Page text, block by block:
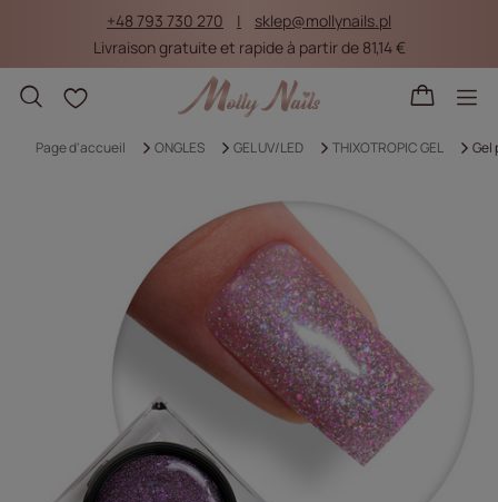
+48 793 730 270
sklep@mollynails.pl
Livraison gratuite et rapide à partir de 81,14 €
Listes d'achat
Page d'accueil ONGLES GEL UV/LED THIXOTROPIC GEL Gel